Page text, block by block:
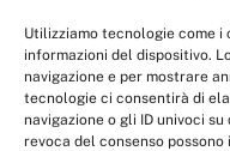
Utilizziamo tecnologie come
informazioni del dispositivo.
navigazione e per mostrare
tecnologie ci consentirà di
navigazione o gli ID univoci
revoca del consenso
num. registrazione:
Per contatti: